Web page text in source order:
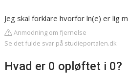
Jeg skal forklare hvorfor ln(e) er lig
Anmodning om fjernelse
Se det fulde svar på studieportalen.dk
Hvad er 0 opløftet i 0?